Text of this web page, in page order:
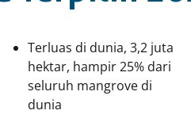
Terluas di dunia, 3,2 juta
hektar, hampir 25% dari
seluruh mangrove di
dunia